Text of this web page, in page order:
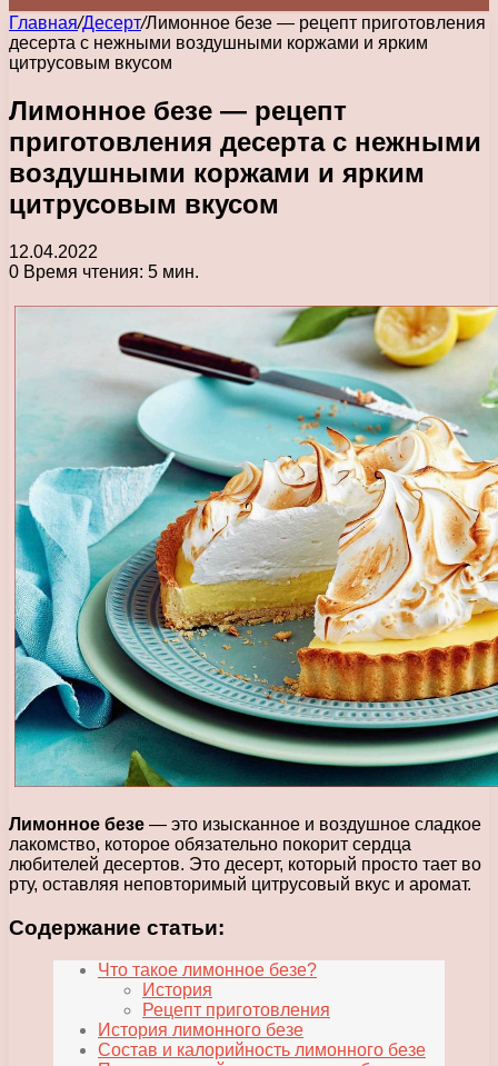
Главная/Десерт/Лимонное безе — рецепт приготовления
десерта с нежными воздушными коржами и ярким
цитрусовым вкусом
Лимонное безе — рецепт
приготовления десерта с нежными
воздушными коржами и ярким
цитрусовым вкусом
12.04.2022
0 Время чтения: 5 мин.
Лимонное безе — это изысканное и воздушное сладкое
лакомство, которое обязательно покорит сердца
любителей десертов. Это десерт, который просто тает во
рту, оставляя неповторимый цитрусовый вкус и аромат.
Содержание статьи:
Что такое лимонное безе?
История
Рецепт приготовления
История лимонного безе
Состав и калорийность лимонного безе